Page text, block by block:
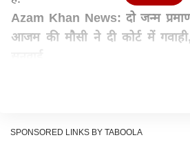
Azam Khan News: दो जन्म
आजम की मौसी ने दी कोर्ट में
में लापरवाही बरतने के कारण चौकी
SPONSORED LINKS BY TABOOLA